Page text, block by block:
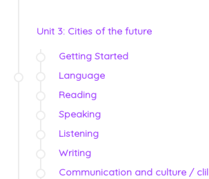
Unit 3: Cities of the future
Getting Started
Language
Reading
Speaking
Listening
Writing
Communication and culture / clil